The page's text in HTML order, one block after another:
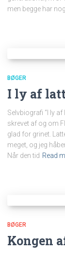
men begge har
BØGER
I ly af
Selvbiografi “I ly
skrevet af og om
glad for grinet.
meget, og jeg
Når den tid Read
BØGER
Kongen